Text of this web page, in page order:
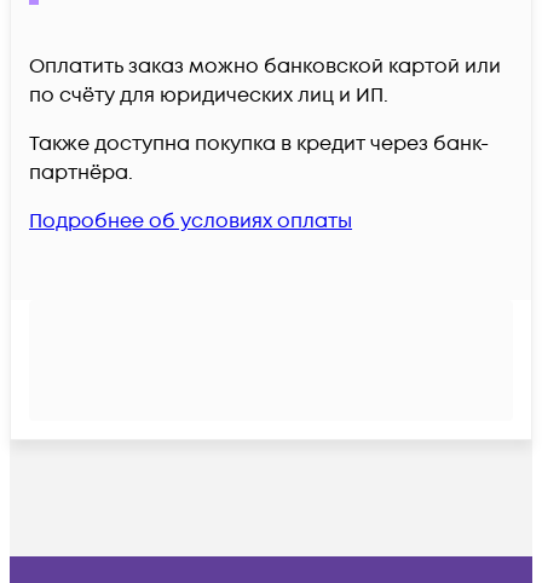
Оплатить заказ можно банковской картой или
по счёту для юридических лиц и ИП.
Также доступна покупка в кредит через банк-
партнёра.
Подробнее об условиях оплаты